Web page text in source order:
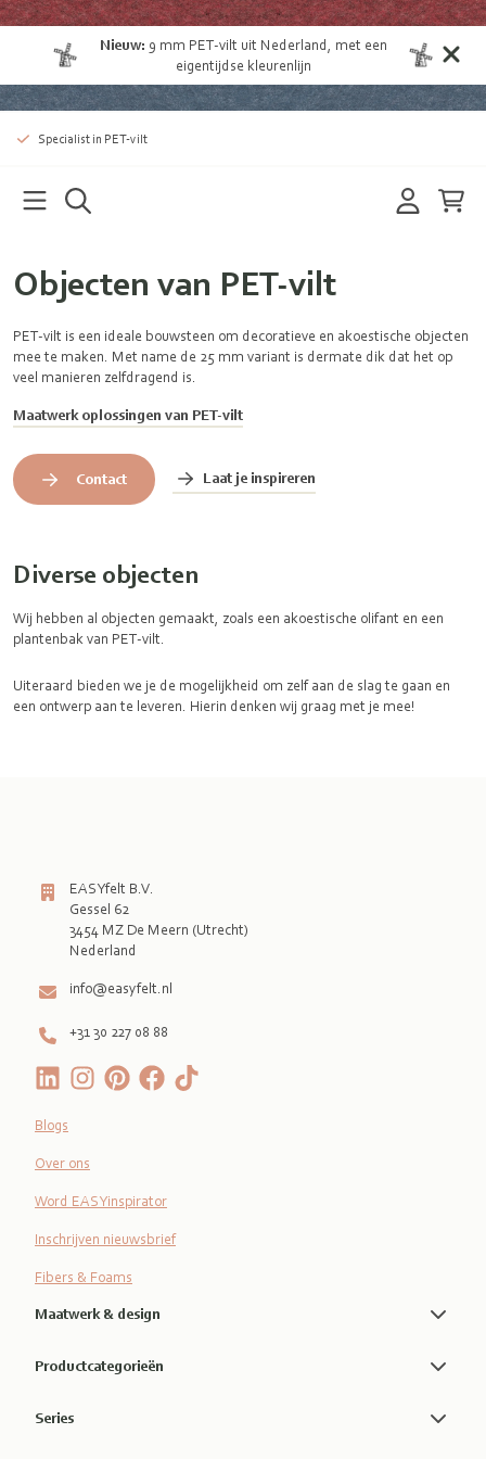
Nieuw: 9 mm PET-vilt uit Nederland , met een
eigentijdse kleurenlijn
Specialist in PET-vilt
Objecten van PET-vilt
PET-vilt is een ideale bouwsteen om decoratieve en akoestische objecten
mee te maken. Met name de 25 mm variant is dermate dik dat het op
veel manieren zelfdragend is.
Maatwerk oplossingen van PET-vilt
Contact Laat je inspireren
Diverse objecten
Wij hebben al objecten gemaakt, zoals een akoestische olifant en een
plantenbak van PET-vilt.
Uiteraard bieden we je de mogelijkheid om zelf aan de slag te gaan en
een ontwerp aan te leveren. Hierin denken wij graag met je mee!
EASYfelt B.V.
Gessel 62
3454 MZ De Meern (Utrecht)
Nederland
info@easyfelt.nl
+31 30 227 08 88
Blogs
Over ons
Word EASYinspirator
Inschrijven nieuwsbrief
Fibers & Foams
Maatwerk & design
Productcategorieën
Series